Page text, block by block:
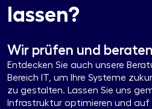
lassen?
Wir prüfen und
Entdecken Sie auch unsere
Bereich IT, um Ihre Systeme
zu gestalten. Lassen Sie uns
Infrastruktur optimieren und